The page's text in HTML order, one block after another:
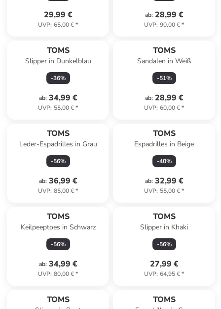
29,99 €
UVP: 65,00 €*
ab: 28,99 €
UVP: 90,00 €*
TOMS
Slipper in Dunkelblau
-36%
ab: 34,99 €
UVP: 55,00 €*
TOMS
Sandalen in Weiß
-51%
ab: 28,99 €
UVP: 60,00 €*
TOMS
Leder-Espadrilles in Grau
-56%
ab: 36,99 €
UVP: 85,00 €*
TOMS
Espadrilles in Beige
-40%
ab: 32,99 €
UVP: 55,00 €*
TOMS
Keilpeeptoes in Schwarz
-56%
ab: 34,99 €
UVP: 80,00 €*
TOMS
Slipper in Khaki
-56%
27,99 €
UVP: 64,95 €*
TOMS TOMS